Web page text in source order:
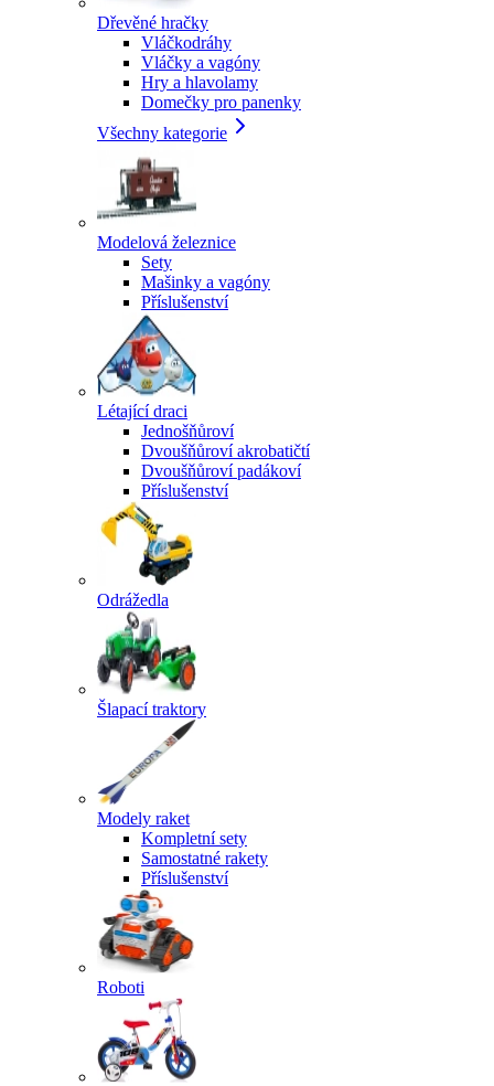
Dřevěné hračky
Vláčkodráhy
Vláčky a vagóny
Hry a hlavolamy
Domečky pro panenky
Všechny kategorie
Modelová železnice
Sety
Mašinky a vagóny
Příslušenství
Létající draci
Jednošňůroví
Dvoušňůroví akrobatičtí
Dvoušňůroví padákoví
Příslušenství
Odrážedla
Šlapací traktory
Modely raket
Kompletní sety
Samostatné rakety
Příslušenství
Roboti